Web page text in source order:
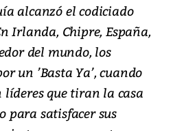
alcanzó el codiciado
Irlanda, Chipre, España,
del mundo, los
un ’Basta Ya’, cuando
que tiran la casa
satisfacer sus